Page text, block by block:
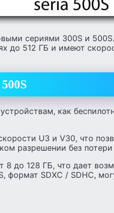
сериями 300S и
до 512 ГБ и имеют
как
U3 и V30, что
разрешении без потери
8 до 128 ГБ, что дает
SDXC / SDHC,